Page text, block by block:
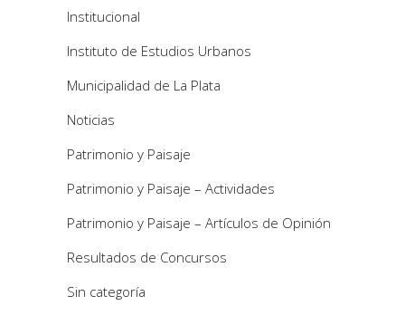
Institucional
Instituto de Estudios Urbanos
Municipalidad de La Plata
Noticias
Patrimonio y Paisaje
Patrimonio y Paisaje – Actividades
Patrimonio y Paisaje – Artículos de Opinión
Resultados de Concursos
Sin categoría